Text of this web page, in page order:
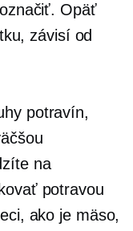
Opäť
závisí od
potravín,
na
potravou
ako je mäso,